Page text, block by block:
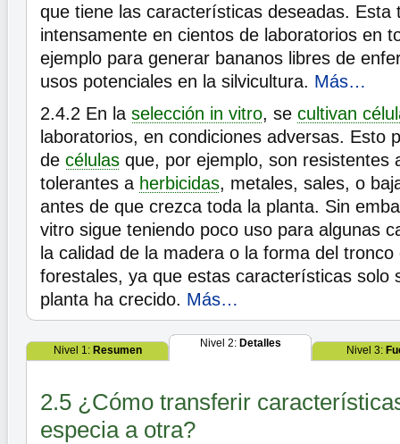
que tiene las características deseadas. Esta
intensamente en cientos de laboratorios en
ejemplo para generar bananos libres de
usos potenciales en la silvicultura. Más…
2.4.2 En la selección in vitro, se cultivan
laboratorios, en condiciones adversas. Esto
de células que, por ejemplo, son resistentes
tolerantes a herbicidas, metales, sales, o
antes de que crezca toda la planta. Sin
vitro sigue teniendo poco uso para algunas
la calidad de la madera o la forma del
forestales, ya que estas características solo
planta ha crecido. Más…
Nivel 1: Resumen
Nivel 2: Detalles
Nivel 3:
2.5 ¿Cómo transferir
especia a otra?